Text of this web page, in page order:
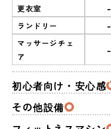
更衣室 -
ランドリー -
マッサージチェ
ア
-
初心者向け・安心感
その他設備